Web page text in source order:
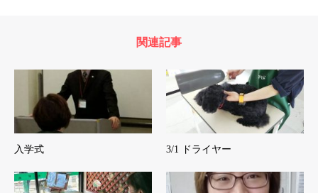
関連記事
入学式 3/1 ドライヤー